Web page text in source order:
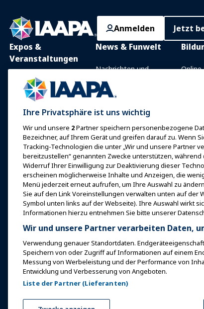
Anmelden Jetzt
Expos &
Veranstaltungen
IAAPA Expo
Expo Europa
Expo Asien
Expo Naher Osten
Kommende
Veranstaltungen
Bei einer Expo oder
Veranstaltung sprechen
Ein Meeting oder Ereignis
buchen
Werde ein Botschafter
Veranstaltung ausrichten
IAAPA Connect+
News & Funwelt
Nachrichten und
Mit IAAPA werben
Frühere Ausgaben
Schreiben Sie für Funworld
Online
Finde
vorbehalten.
Ihre Privatsphäre ist uns wichtig
Wir und unsere 2Partner speichern personenbezogene
Bezeichner, auf Ihrem Gerät und greifen darauf zu. Wenn
Tracking-Technologien die unter „Wir und unsere Partner
bereitzustellen“ genannten Zwecke unterstützen, während
Widerruf Ihrer Einwilligung zur Deaktivierung dieser
erscheinen möglicherweise Inhalte und Anzeigen, die
Menü jederzeit erneut aufrufen, um Ihre Auswahl zu
Sie auf den Link Voreinstellungen verwalten unten auf der
Symbol unten links auf der Webseite). Ihre Auswahl wirkt
Informationen hierzu entnehmen Sie bitte unserer
Wir und unsere Partner verarbeiten Daten,
Verwendung genauer Standortdaten.
Speichern von oder Zugriff auf Informationen auf einem
Messung von Werbeleistung und der Performance von
Entwicklung und Verbesserung von Angeboten.
Liste der Partner (Lieferanten)